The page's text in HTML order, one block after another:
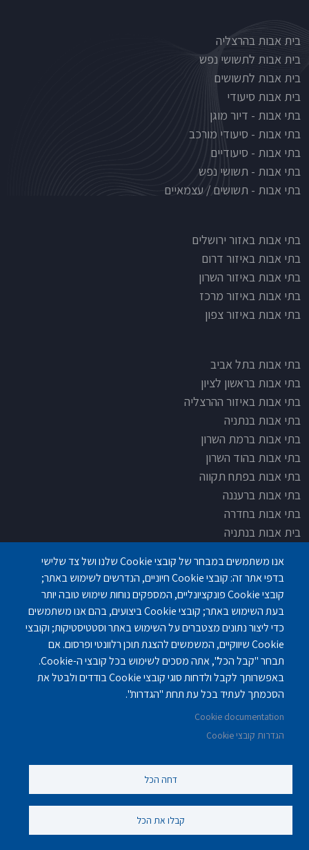
Nursinghouse type
בית אבות בהרצליה
בית אבות לתשושי נפש
בית אבות לתשושים
בית אבות סיעודי
בתי אבות - דיור מוגן
בתי אבות - סיעודי מורכב
בתי אבות - סיעודיים
בתי אבות - תשושי נפש
בתי אבות - תשושים / עצמאיים
בתי אבות לפי אזורים
בתי אבות באזור ירושלים
בתי אבות באיזור דרום
בתי אבות באיזור השרון
בתי אבות באיזור מרכז
בתי אבות באיזור צפון
בתי אבות בתל אביב
בתי אבות בראשון לציון
בתי אבות באיזור ההרצליה
בתי אבות בנתניה
בתי אבות ברמת השרון
בתי אבות בהוד השרון
בתי אבות בפתח תקווה
בתי אבות ברעננה
בתי אבות בחדרה
בית אבות בנתניה
בית אבות בפתח תקוה
בית בלב כפר סבא
בית אבות בחיפה
פנחס לבון 18 ,לב יסמין, קומה-2, נתניה
077-5420695
אנו משתמשים במבחר של קובצי Cookie שלנו ושל צד שלישי
בדפי אתר זה: קובצי Cookie חיוניים, הנדרשים לשימוש באתר;
קובצי Cookie פונקציונליים, המספקים נוחות שימוש טובה יותר
בעת השימוש באתר; קובצי Cookie ביצועים, בהם אנו משתמשים
כדי ליצור נתונים מצטברים על השימוש באתר וסטטיסטיקות; וקובצי
Cookie שיווקיים, המשמשים להצגת תוכן רלוונטי ופרסום. אם
תבחר "קבל הכל", אתה מסכים לשימוש בכל קובצי ה-Cookie.
באפשרותך לקבל ולדחות סוגי קובצי Cookie בודדים ולבטל את
הסכמתך לעתיד בכל עת תחת "הגדרות".
Cookie documentation
הגדרות קובצי Cookie
דחה הכל
קבלו את הכל
נוקה ווב סטודיו2010 - 2025.
כול הזכויות שמורות לסטודיו נוקה
עיצוב ופיתוח אתרי אינטרנט